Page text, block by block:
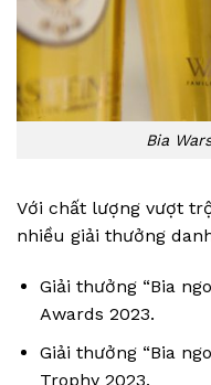
Bia
Với chất lượng vượt
nhiều giải thưởng
Giải thưởng “Bia
Awards 2023.
Giải thưởng “Bia
Trophy 2023.